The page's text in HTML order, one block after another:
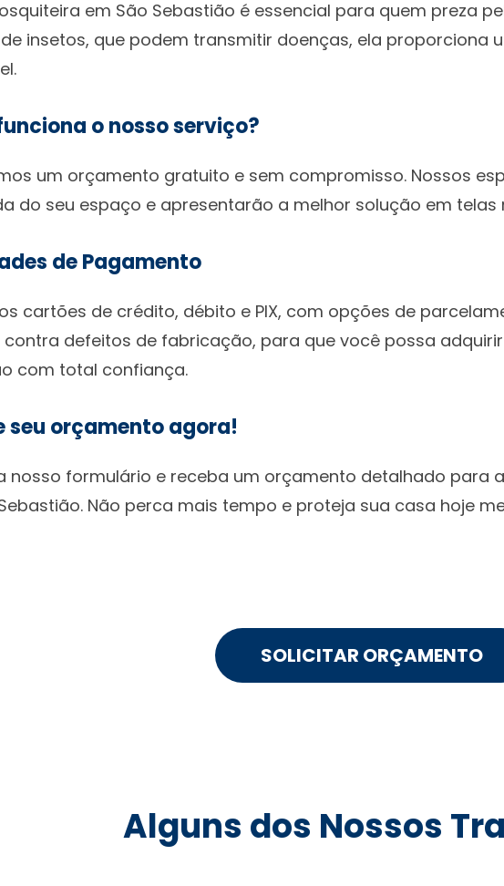
em São Sebastião é essencial para quem preza
insetos, que podem transmitir doenças, ela proporciona
o nosso serviço?
um orçamento gratuito e sem compromisso. Nossos
do seu espaço e apresentarão a melhor solução em telas
de Pagamento
cartões de crédito, débito e PIX, com opções de
defeitos de fabricação, para que você possa
com total confiança.
seu orçamento agora!
nosso formulário e receba um orçamento detalhado para
Não perca mais tempo e proteja sua casa hoje
SOLICITAR ORÇAMENTO
Alguns dos Nossos